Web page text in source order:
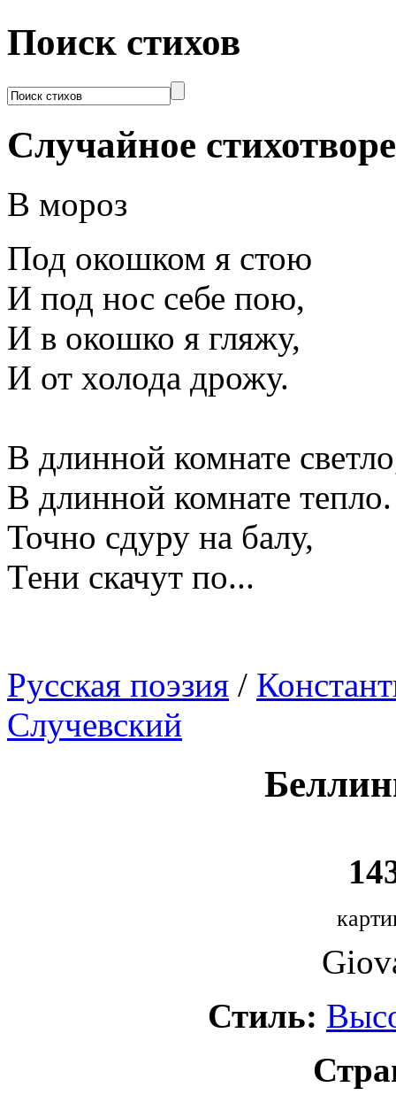
Поиск стихов
Случайное
В мороз
Под окошком я стою
И под нос себе пою,
И в окошко я гляжу,
И от холода дрожу.
В длинной комнате
В длинной комнате тепло.
Точно сдуру на балу,
Тени скачут по...
Русская поэзия /
Случевский
Стиль: